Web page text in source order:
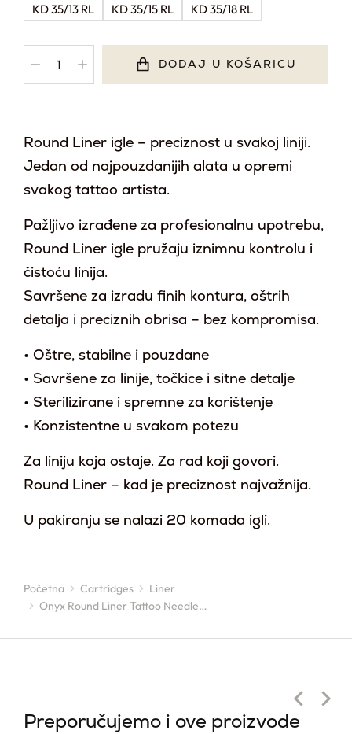
KD 35/13 RL
KD 35/15 RL KD 35/18 RL
DODAJ U KOŠARICU
Round Liner igle – preciznost u svakoj liniji.
Jedan od najpouzdanijih alata u opremi
svakog tattoo artista.
Pažljivo izrađene za profesionalnu upotrebu,
Round Liner igle pružaju iznimnu kontrolu i
čistoću linija.
Savršene za izradu finih kontura, oštrih
detalja i preciznih obrisa – bez kompromisa.
• Oštre, stabilne i pouzdane
• Savršene za linije, točkice i sitne detalje
• Sterilizirane i spremne za korištenje
• Konzistentne u svakom potezu
Za liniju koja ostaje. Za rad koji govori.
Round Liner – kad je preciznost najvažnija.
U pakiranju se nalazi 20 komada igli.
You are here:
Početna Cartridges
Liner
Onyx Round Liner Tattoo Needle…
Preporučujemo i ove proizvode